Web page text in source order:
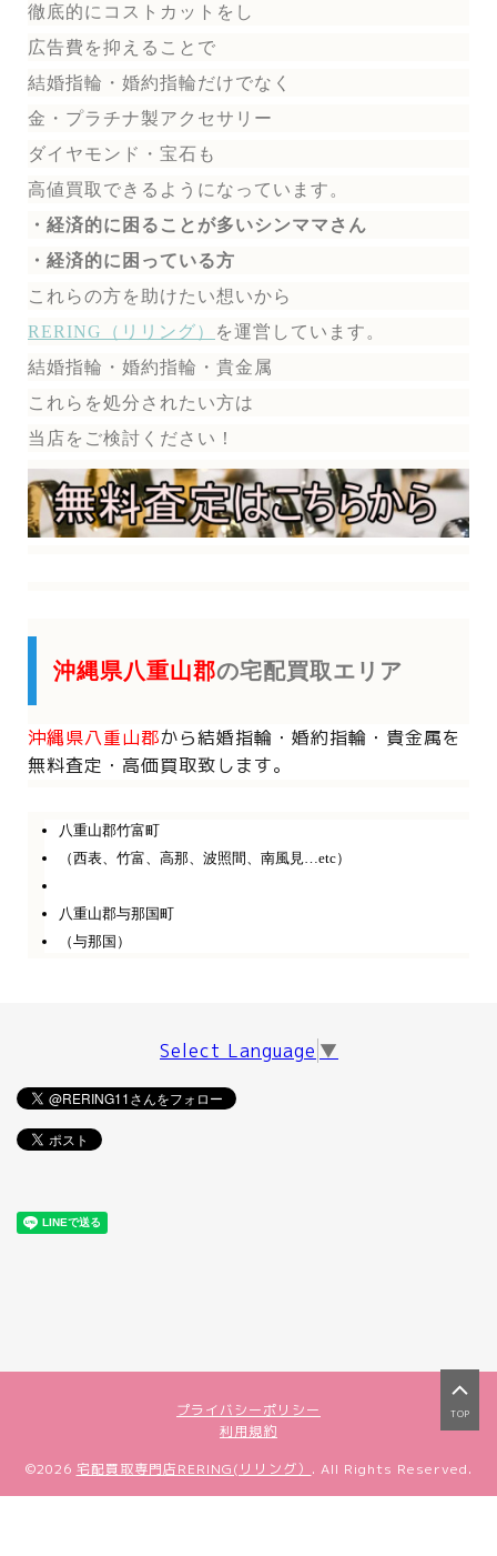
徹底的にコストカットをし
広告費を抑えることで
結婚指輪・婚約指輪だけでなく
金・プラチナ製アクセサリー
ダイヤモンド・宝石も
高値買取できるようになっています。
・経済的に困ることが多いシンママさん
・経済的に困っている方
これらの方を助けたい想いから
RERING（リリング）
を運営しています。
結婚指輪・婚約指輪・貴金属
これらを処分されたい方は
当店をご検討ください！
沖縄県八重山郡の宅配買取エリア
沖縄県八重山郡から結婚指輪・婚約指輪・貴金属を
無料査定・高価買取致します。
八重山郡竹富町
（西表、竹富、高那、波照間、南風見…etc）
八重山郡与那国町
（与那国）
Select Language ▼
プライバシーポリシー
利用規約
TOP
©2026 宅配買取専門店RERING(リリング） . All Rights Reserved.